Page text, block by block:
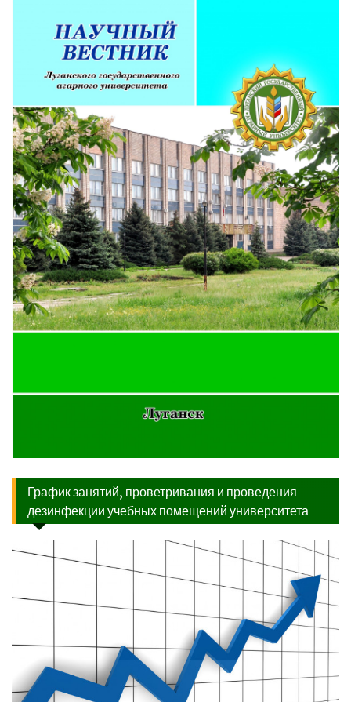
График занятий, проветривания и проведения
дезинфекции учебных помещений университета